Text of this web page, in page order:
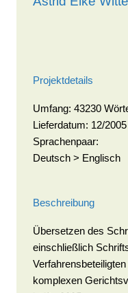
Projektdetails
Umfang: 43230
Lieferdatum: 12/2005
Sprachenpaar:
Deutsch > Englisch
Beschreibung
Übersetzen des
einschließlich
komplexen